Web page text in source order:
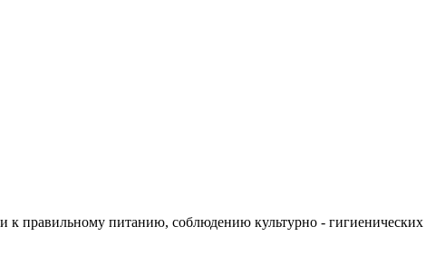
к правильному питанию, соблюдению культурно - гигиенических